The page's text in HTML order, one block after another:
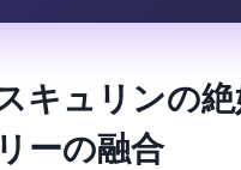
キュリンの
ーの融合